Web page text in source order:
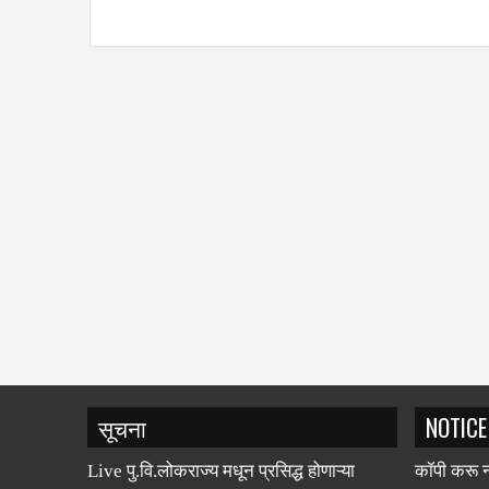
सूचना
Live पु.वि.लोकराज्य मधून प्रसिद्ध होणाऱ्या
NOTICE
कॉपी करू